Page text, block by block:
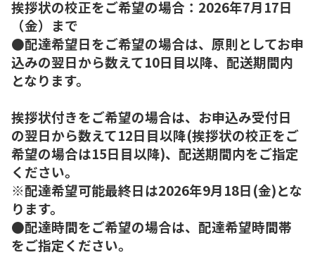
挨拶状の校正をご希望の場合：2026年7月17日
（金）まで
●配達希望日をご希望の場合は、原則としてお申
込みの翌日から数えて10日目以降、配送期間内
となります。
挨拶状付きをご希望の場合は、お申込み受付日
の翌日から数えて12日目以降(挨拶状の校正をご
希望の場合は15日目以降)、配送期間内をご指定
ください。
※配達希望可能最終日は2026年9月18日(金)とな
ります。
●配達時間をご希望の場合は、配達希望時間帯
をご指定ください。